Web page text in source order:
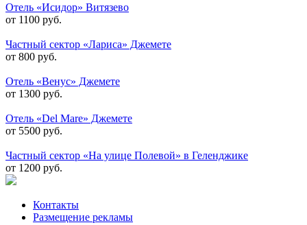
Отель «Исидор» Витязево
от 1100 руб.
Частный сектор «Лариса» Джемете
от 800 руб.
Отель «Венус» Джемете
от 1300 руб.
Отель «Del Mare» Джемете
от 5500 руб.
Частный сектор «На улице Полевой» в Геленджике
от 1200 руб.
Контакты
Размещение рекламы